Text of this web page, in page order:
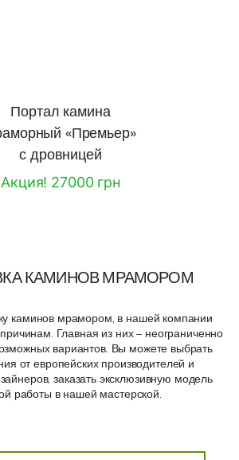
Портал камина
«Премьер»
с дровницей
Акция! 27000 грн
КАМИНОВ МРАМОРОМ
каминов мрамором, в нашей компании
Главная из них – неограниченно
вариантов. Вы можете выбрать
от европейских производителей и
заказать эксклюзивную модель
работы в нашей мастерской.